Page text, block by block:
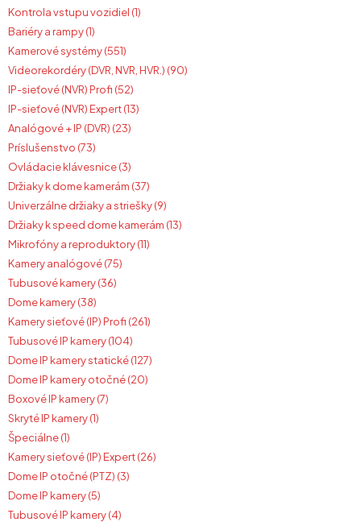
Kontrola vstupu vozidiel (1)
Bariéry a rampy (1)
Kamerové systémy (551)
Videorekordéry (DVR, NVR, HVR.) (90)
IP-sieťové (NVR) Profi (52)
IP-sieťové (NVR) Expert (13)
Analógové + IP (DVR) (23)
Príslušenstvo (73)
Ovládacie klávesnice (3)
Držiaky k dome kamerám (37)
Univerzálne držiaky a striešky (9)
Držiaky k speed dome kamerám (13)
Mikrofóny a reproduktory (11)
Kamery analógové (75)
Tubusové kamery (36)
Dome kamery (38)
Kamery sieťové (IP) Profi (261)
Tubusové IP kamery (104)
Dome IP kamery statické (127)
Dome IP kamery otočné (20)
Boxové IP kamery (7)
Skryté IP kamery (1)
Špeciálne (1)
Kamery sieťové (IP) Expert (26)
Dome IP otočné (PTZ) (3)
Dome IP kamery (5)
Tubusové IP kamery (4)